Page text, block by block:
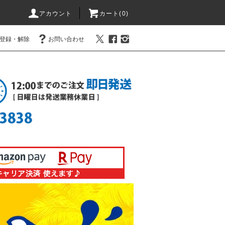
アカウント カート(0)
録・解除 お問い合わせ